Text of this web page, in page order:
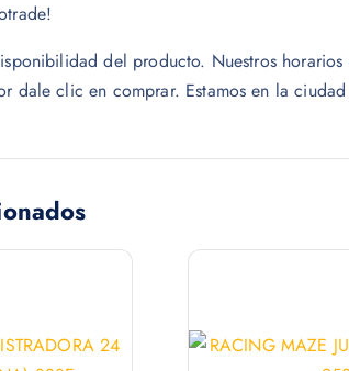
del producto. Nuestros
dale clic en comprar. Estamos en la